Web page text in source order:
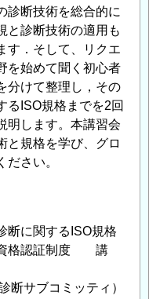
診断技術を総合的に
と診断技術の適用も
す．そして、リクエ
を始めて聞く初心者
分けて整理し，その
るISO規格までを2回
明します。本講習会
と規格を学び、グロ
さい。
断に関するISO規格
資格認証制度 講
断サブコミッティ）